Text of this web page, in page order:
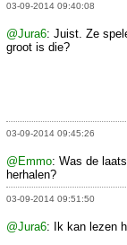
03-09-2014 09:40:08
@Jura6: Juist. Ze
groot is die?
03-09-2014 09:45:26
@Emmo: Was de
herhalen?
03-09-2014 09:51:50
@Jura6: Ik kan lezen